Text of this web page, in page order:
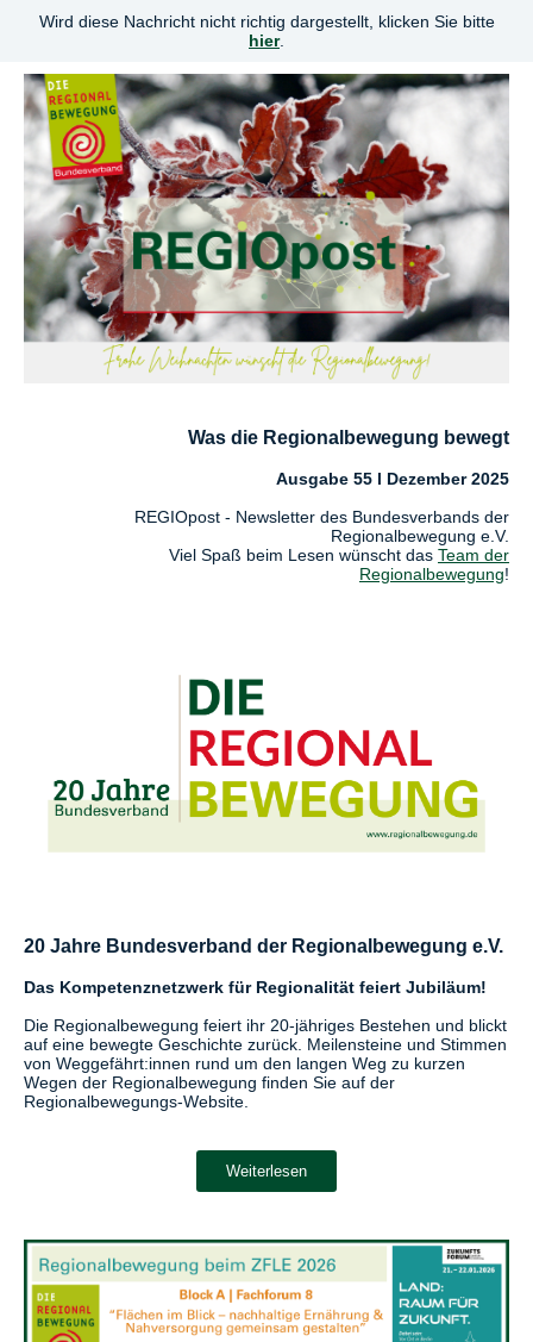
Wird diese Nachricht nicht richtig dargestellt, klicken Sie bitte
hier.
Was die Regionalbewegung bewegt
Ausgabe 55 l Dezember 2025
REGIOpost - Newsletter des Bundesverbands der
Regionalbewegung e.V.
Viel Spaß beim Lesen wünscht das Team der
Regionalbewegung!
20 Jahre Bundesverband der Regionalbewegung e.V.
Das Kompetenznetzwerk für Regionalität feiert Jubiläum!
Die Regionalbewegung feiert ihr 20-jähriges Bestehen und blickt
auf eine bewegte Geschichte zurück. Meilensteine und Stimmen
von Weggefährt:innen rund um den langen Weg zu kurzen
Wegen der Regionalbewegung finden Sie auf der
Regionalbewegungs-Website.
Weiterlesen